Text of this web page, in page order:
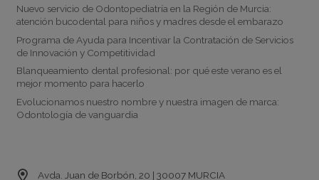
Nuevo servicio de Odontopediatría en la Región de Murcia:
atención bucodental para niños y madres desde el embarazo
Programa de Ayuda para Incentivar la Contratación de Servicios
de Innovación y Competitividad
Blanqueamiento dental profesional: por qué este verano es el
mejor momento para hacerlo
Evolucionamos nuestro nombre y nuestra imagen de marca:
Odontología de vanguardia
Avda. Juan de Borbón, 20 | 30007 MURCIA